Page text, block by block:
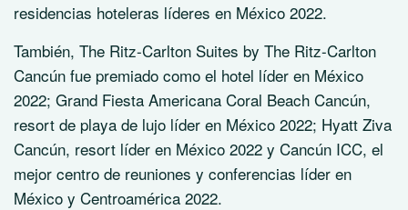
residencias hoteleras líderes en México 2022.
También, The Ritz-Carlton Suites by The Ritz-Carlton
Cancún fue premiado como el hotel líder en México
2022; Grand Fiesta Americana Coral Beach Cancún,
resort de playa de lujo líder en México 2022; Hyatt Ziva
Cancún, resort líder en México 2022 y Cancún ICC, el
mejor centro de reuniones y conferencias líder en
México y Centroamérica 2022.